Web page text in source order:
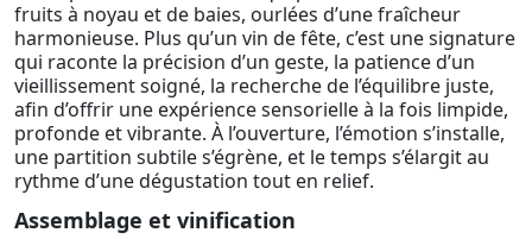
fruits à noyau et de baies, ourlées d’une fraîcheur
harmonieuse. Plus qu’un vin de fête, c’est une signature
qui raconte la précision d’un geste, la patience d’un
vieillissement soigné, la recherche de l’équilibre juste,
afin d’offrir une expérience sensorielle à la fois limpide,
profonde et vibrante. À l’ouverture, l’émotion s’installe,
une partition subtile s’égrène, et le temps s’élargit au
rythme d’une dégustation tout en relief.
Assemblage et vinification